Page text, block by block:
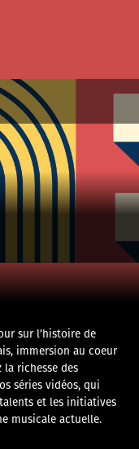
sur l’histoire de
immersion au coeur
richesse des
séries vidéos, qui
et les initiatives
musicale actuelle.